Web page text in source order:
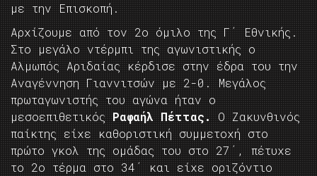
με την Επισκοπή.
Αρχίζουμε από τον 2ο όμιλο της Γ΄ Εθνικής.
Στο μεγάλο ντέρμπι της αγωνιστικής ο
Αλμωπός Αριδαίας κέρδισε στην έδρα του την
Αναγέννηση Γιαννιτσών με 2-0. Μεγάλος
πρωταγωνιστής του αγώνα ήταν ο
μεσοεπιθετικός Ραφαήλ Πέττας.
Ο Ζακυνθινός
παίκτης είχε καθοριστική συμμετοχή στο
πρώτο γκολ της ομάδας του στο 27΄, πέτυχε
το 2ο τέρμα στο 34΄ και είχε οριζόντιο